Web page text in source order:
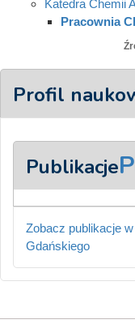
Katedra Chemii
Pracownia
Profil
Publikacje
Zobacz publikacje
Gdańskiego